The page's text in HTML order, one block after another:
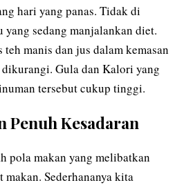
hari yang panas. Tidak di
yang sedang manjalankan diet.
manis dan jus dalam kemasan
Gula dan Kalori yang
tersebut cukup tinggi.
Penuh Kesadaran
pola makan yang melibatkan
makan. Sederhananya kita